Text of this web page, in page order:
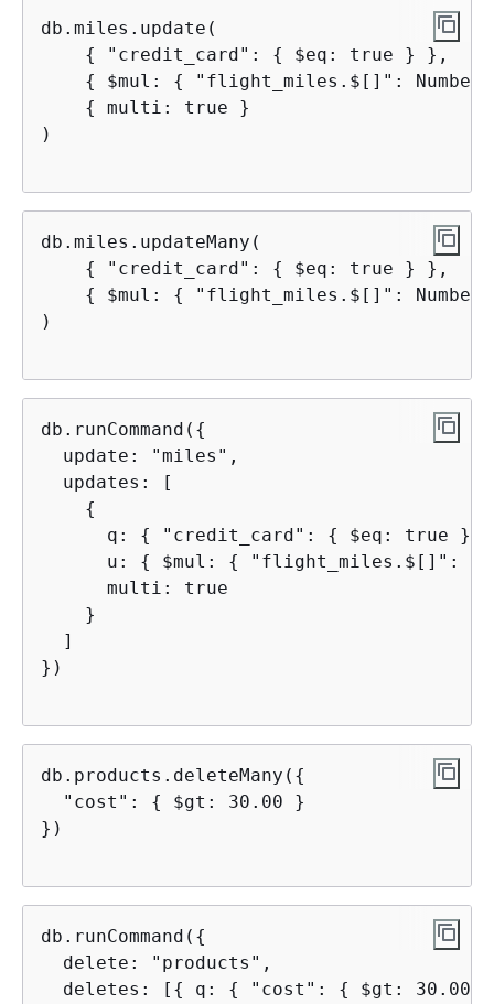
db.miles.update(
{
"credit_card": {
$eq: true } },
{
$mul: {
"flight_miles.$[]":
{
multi: true }
)
db.miles.updateMany(
{
"credit_card": {
$eq: true } },
{
$mul: {
"flight_miles.$[]":
)
db.runCommand( {
  update: "miles",
  updates: [
{
      q:
{ "credit_card": {
$eq: true }
      u:
{ $mul: {
"flight_miles.$[]":
      multi: true
    }
  ]
})
db.products.deleteMany( {
  "cost":
{
$gt: 30.00 }
})
db.runCommand( {
  delete: "products",
  deletes: [
{ q: { "cost": {
$gt: